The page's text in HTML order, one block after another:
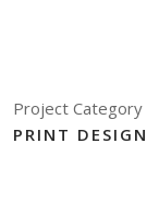
Project Category
PRINT DESIGN